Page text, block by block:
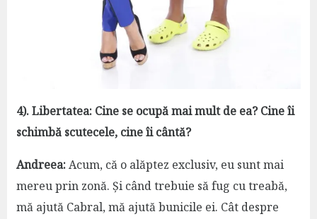
4). Libertatea: Cine se ocupă mai mult de ea? Cine îi
schimbă scutecele, cine îi cântă?
Andreea:Acum, că o alăptez exclusiv, eu sunt mai
mereu prin zonă. Și când trebuie să fug cu treabă,
mă ajută Cabral, mă ajută bunicile ei. Cât despre